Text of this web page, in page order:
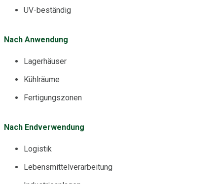
UV-beständig
Nach Anwendung
Lagerhäuser
Kühlräume
Fertigungszonen
Nach Endverwendung
Logistik
Lebensmittelverarbeitung